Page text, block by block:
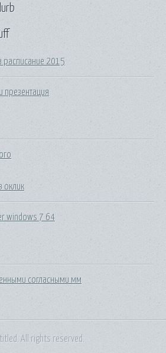
расписание 2015
презентация
оклик
windows 7 64
согласными мм
All rights reserved.